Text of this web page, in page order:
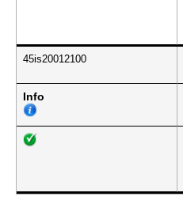
45is20012100
Info